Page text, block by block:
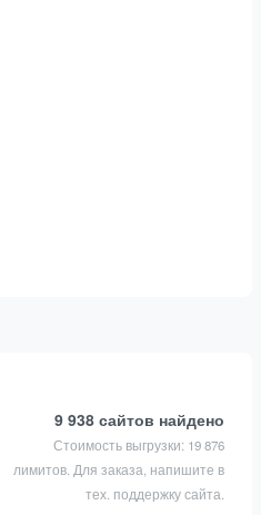
9 938 сайтов найдено
Стоимость выгрузки: 19 876
лимитов. Для заказа, напишите в
тех. поддержку сайта.